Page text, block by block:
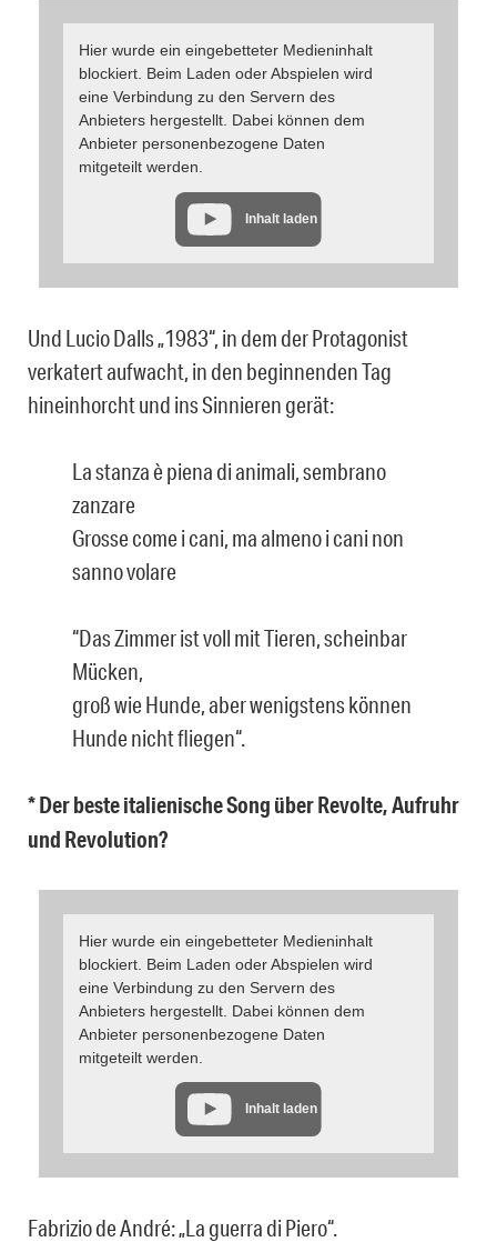
Hier wurde ein eingebetteter Medieninhalt
blockiert. Beim Laden oder Abspielen wird
eine Verbindung zu den Servern des
Anbieters hergestellt. Dabei können dem
Anbieter personenbezogene Daten
mitgeteilt werden.
Inhalt laden
Und Lucio Dalls „1983“, in dem der Protagonist
verkatert aufwacht, in den beginnenden Tag
hineinhorcht und ins Sinnieren gerät:
La stanza è piena di animali, sembrano
zanzare
Grosse come i cani, ma almeno i cani non
sanno volare
“Das Zimmer ist voll mit Tieren, scheinbar
Mücken,
groß wie Hunde, aber wenigstens können
Hunde nicht fliegen“.
* Der beste italienische Song über Revolte, Aufruhr
und Revolution?
Hier wurde ein eingebetteter Medieninhalt
blockiert. Beim Laden oder Abspielen wird
eine Verbindung zu den Servern des
Anbieters hergestellt. Dabei können dem
Anbieter personenbezogene Daten
mitgeteilt werden.
Inhalt laden
Fabrizio de André: „La guerra di Piero“.